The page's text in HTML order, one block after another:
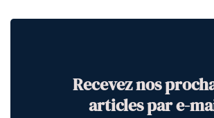
Recevez nos
articles par e-